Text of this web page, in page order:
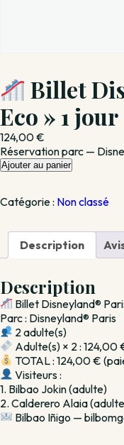
Billet
Eco » 1 jour
124,00€
Réservation parc —
quantité
Billet
Paris
»
1
jour
Ajouter au panier
Catégorie : Non classé
Description
Description
Billet Disneyland®
Parc : Disneyland® Paris
2 adulte(s)
Adulte(s) × 2 : 124,00
TOTAL : 124,00 €
Visiteurs :
1. Bilbao Jokin (adulte)
2. Calderero Alaia
Bilbao Iñigo —